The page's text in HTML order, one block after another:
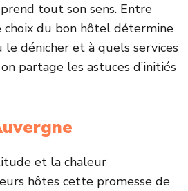
tout son sens. Entre
choix du bon hôtel détermine
le dénicher et à quels services
partage les astuces d’initiés
et la chaleur
hôtes cette promesse de